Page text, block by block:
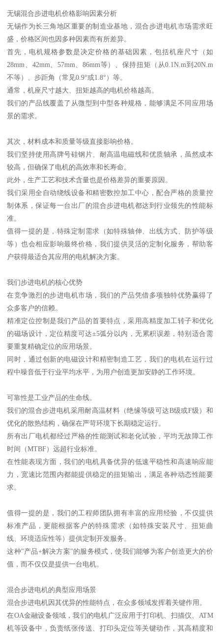
无锡混合步进电机价格影响因素分析
无锡作为长三角地区重要的制造业基地，混合步进电机市场需求旺
盛，价格区间也因多种因素而有所差异。
首先，电机规格参数是决定价格的基础因素，包括机座尺寸（如
28mm、42mm、57mm、86mm等）、保持扭矩（从0.1N.m到20N.m
不等）、步距角（常见0.9°或1.8°）等。
通常，机座尺寸越大、扭矩越高的电机价格越高。
我们的产品线覆盖了从微型到中型各种规格，能够满足不同应用场
景的需求。
其次，材料成本和质量等级直接影响价格。
我们坚持使用高牌号硅钢片、耐高温电磁线和优质轴承，虽然成本
较高，但确保了电机的高效率和长寿命。
此外，生产工艺和技术含量也是价格差异的重要原因。
我们采用全自动绕线设备和精密数控加工中心，配合严格的质量控
制体系，保证每一台出厂的混合步进电机都达到行业领先的性能标
准。
值得一提的是，特殊定制需求（如特殊轴伸、出线方式、防护等级
等）也会相应影响最终价格，我们提供灵活的定制化服务，帮助客
户获得最适合其应用的电机解决方案。
我们步进电机的核心优势
在竞争激烈的步进电机市场，我们的产品凭借多项独特优势赢得了
众多客户的信赖。
精准定位控制是我们产品的首要特点，采用高精度加工转子和优化
的磁场设计，定位精度可达±5弧分以内，无累积误差，特别适合需
要重复精确定位的应用场景。
同时，通过创新的电磁设计和精密制造工艺，我们的电机在运行过
程中噪音低于行业平均水平，为用户创造更加安静的工作环境。
可靠性是工业产品的生命线。
我们的混合步进电机采用耐高温材料（绝缘等级可达B级或F级）和
优化的散热结构，确保在严苛环境下长期稳定运行。
所有出厂电机都经过严格的性能测试和老化试验，平均无故障工作
时间（MTBF）远超行业标准。
在性能表现方面，我们的电机具备优异的低速平稳性和高速响应能
力，宽速比范围内都能提供稳定的扭矩输出，满足各种动态性能要
求。
值得一提的是，我们的工程师团队拥有丰富的应用经验，不仅提供
标准产品，更能根据客户的特殊需求（如特殊安装尺寸、扭矩曲
线、环境适应性等）提供定制开发服务。
这种"产品+解决方案"的服务模式，使我们能够为客户创造更大的价
值，而不仅仅是提供一台电机。
混合步进电机的典型应用场景
混合步进电机因其优异的性能特点，在众多领域发挥着关键作用。
在OA金融设备领域，我们的电机广泛应用于打印机、扫描仪、ATM
机等设备中，负责纸张传送、打印头定位等关键动作，其高精度和